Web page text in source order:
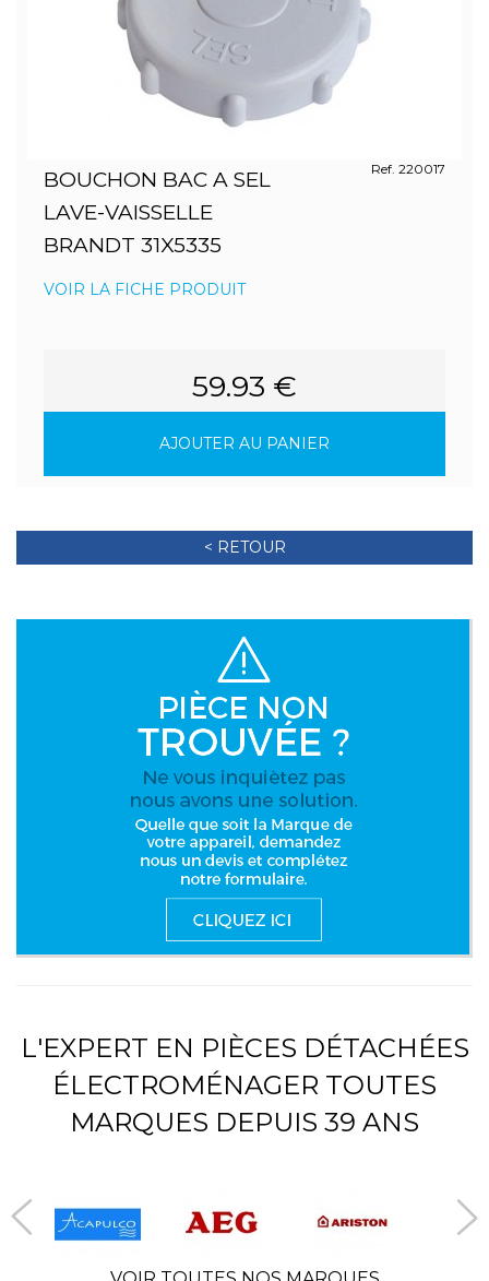
BOUCHON BAC A SEL
LAVE-VAISSELLE
BRANDT 31X5335
Ref. 220017
VOIR LA FICHE PRODUIT
59.93 €
AJOUTER AU PANIER
< RETOUR
L'EXPERT EN PIÈCES DÉTACHÉES
ÉLECTROMÉNAGER TOUTES
MARQUES DEPUIS 39 ANS